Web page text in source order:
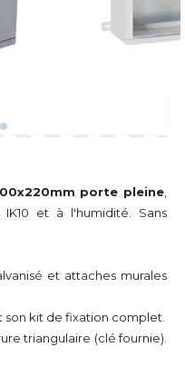
porte pleine
et à l'humidité. Sans
et attaches murales
kit de fixation complet.
triangulaire (clé fournie).